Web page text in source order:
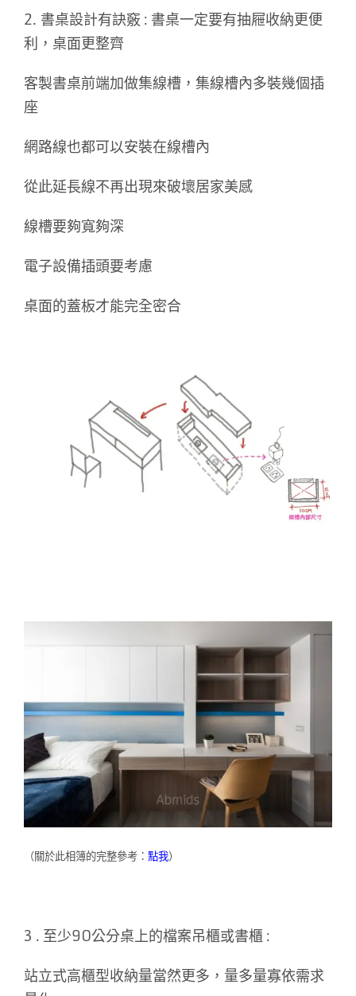
2. 書桌設計有訣竅 : 書桌一定要有抽屜收納更便
利，桌面更整齊
客製書桌前端加做集線槽，集線槽內多裝幾個插
座
網路線也都可以安裝在線槽內
從此延長線不再出現來破壞居家美感
線槽要夠寬夠深
電子設備插頭要考慮
桌面的蓋板才能完全密合
（關於此相簿的完整參考： 點我）
3 . 至少90公分桌上的檔案吊櫃或書櫃 :
站立式高櫃型收納量當然更多，量多量寡依需求